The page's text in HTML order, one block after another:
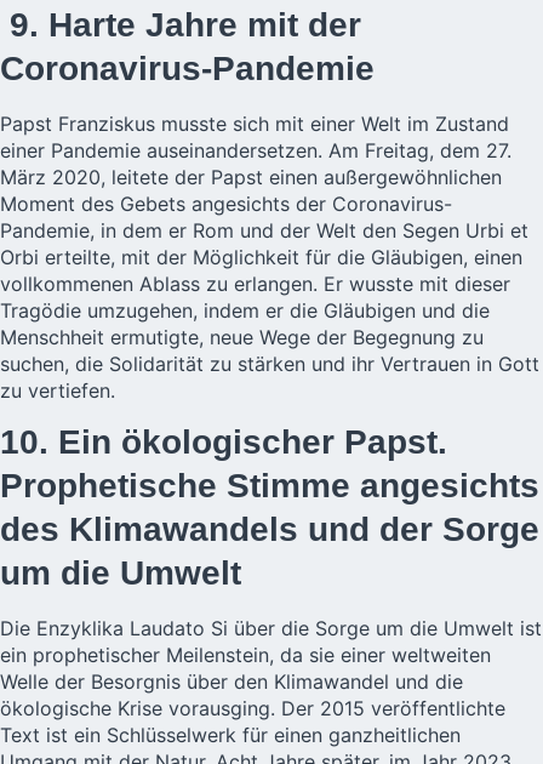
9. Harte Jahre mit der
Coronavirus-Pandemie
Papst Franziskus musste sich mit einer Welt im Zustand
einer Pandemie auseinandersetzen. Am Freitag, dem 27.
März 2020, leitete der Papst einen außergewöhnlichen
Moment des Gebets angesichts der Coronavirus-
Pandemie, in dem er Rom und der Welt den Segen Urbi et
Orbi erteilte, mit der Möglichkeit für die Gläubigen, einen
vollkommenen Ablass zu erlangen. Er wusste mit dieser
Tragödie umzugehen, indem er die Gläubigen und die
Menschheit ermutigte, neue Wege der Begegnung zu
suchen, die Solidarität zu stärken und ihr Vertrauen in Gott
zu vertiefen.
10. Ein ökologischer Papst.
Prophetische Stimme angesichts
des Klimawandels und der Sorge
um die Umwelt
Die Enzyklika Laudato Si über die Sorge um die Umwelt ist
ein prophetischer Meilenstein, da sie einer weltweiten
Welle der Besorgnis über den Klimawandel und die
ökologische Krise vorausging. Der 2015 veröffentlichte
Text ist ein Schlüsselwerk für einen ganzheitlichen